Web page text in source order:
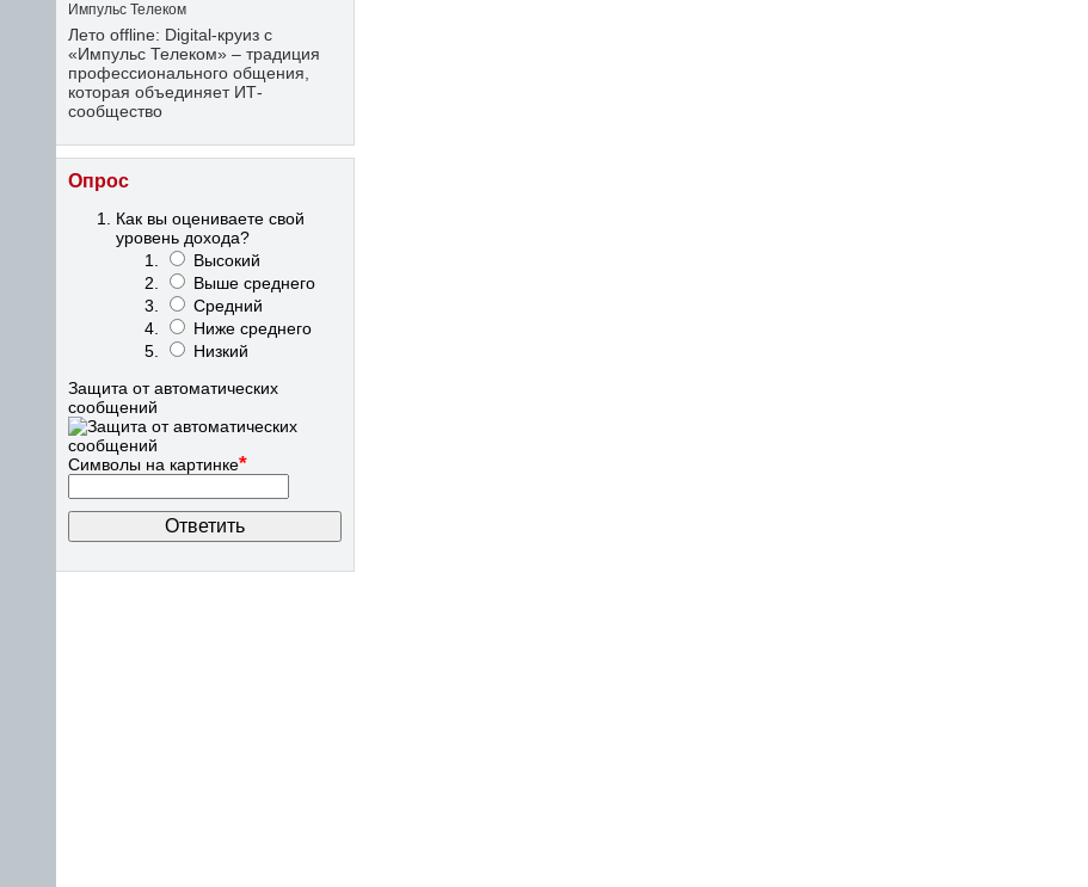
Импульс Телеком
Лето offline: Digital-круиз с
«Импульс Телеком» – традиция
профессионального общения,
которая объединяет ИТ-
сообщество
Опрос
Как вы оцениваете свой
уровень дохода?
Высокий
Выше среднего
Средний
Ниже среднего
Низкий
Защита от автоматических
сообщений
Символы на картинке*